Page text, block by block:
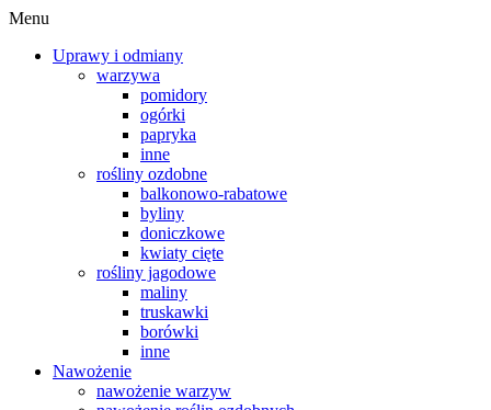
Menu
Uprawy i odmiany
warzywa
pomidory
ogórki
papryka
inne
rośliny ozdobne
balkonowo-rabatowe
byliny
doniczkowe
kwiaty cięte
rośliny jagodowe
maliny
truskawki
borówki
inne
Nawożenie
nawożenie warzyw